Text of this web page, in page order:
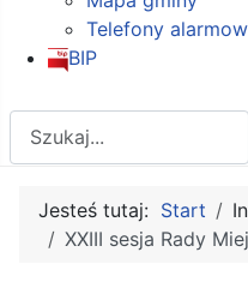
Telefony
BIP
Jesteś tutaj: Start
XXIII sesja Rady